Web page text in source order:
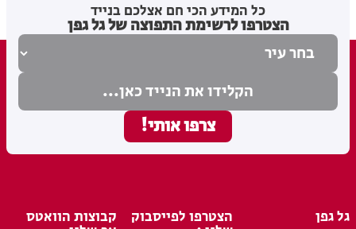
מערכת האתר 03.08.26
כל המידע הכי חם אצלכם בנייד
הצטרפו לרשימת התפוצה של גל גפן
גל גפן הצטרפו לפייסבוק קבוצות הוואטס